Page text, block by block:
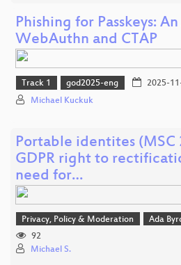
Phishing for Passkeys:
WebAuthn and CTAP
Track 1 god2025-eng 2025-
Michael Kuckuk
Portable identites (MSC
GDPR right to
need for…
Privacy, Policy & Moderation Ada
92
Michael S.